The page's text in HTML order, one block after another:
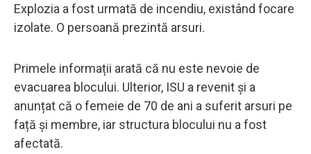
Explozia a fost urmată de incendiu, existând focare
izolate. O persoană prezintă arsuri.
Primele informații arată că nu este nevoie de
evacuarea blocului. Ulterior, ISU a revenit și a
anunțat că o femeie de 70 de ani a suferit arsuri pe
față și membre, iar structura blocului nu a fost
afectată.